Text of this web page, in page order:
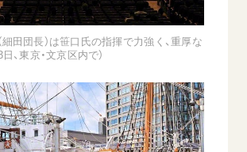
すべて見る
細田団長）は笹口氏の指揮で力強く、重厚な
、東京・文京区内で）